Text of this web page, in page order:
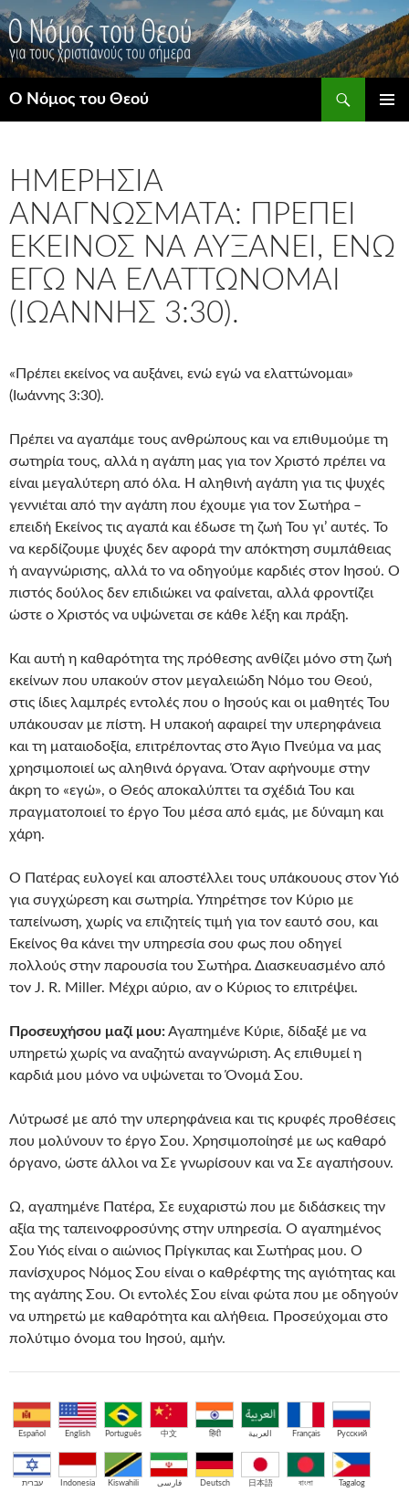
Μετάβαση
σε
περιεχόμενο
Ο Νόμος του Θεού
ΗΜΕΡΉΣΙΑ
ΑΝΑΓΝΏΣΜΑΤΑ: ΠΡΈΠΕΙ
ΕΚΕΊΝΟΣ ΝΑ ΑΥΞΆΝΕΙ, ΕΝΏ
ΕΓΏ ΝΑ ΕΛΑΤΤΏΝΟΜΑΙ
(ΙΩΆΝΝΗΣ 3:30).
«Πρέπει εκείνος να αυξάνει, ενώ εγώ να ελαττώνομαι»
(Ιωάννης 3:30).
Πρέπει να αγαπάμε τους ανθρώπους και να επιθυμούμε τη
σωτηρία τους, αλλά η αγάπη μας για τον Χριστό πρέπει να
είναι μεγαλύτερη από όλα. Η αληθινή αγάπη για τις ψυχές
γεννιέται από την αγάπη που έχουμε για τον Σωτήρα –
επειδή Εκείνος τις αγαπά και έδωσε τη ζωή Του γι’ αυτές. Το
να κερδίζουμε ψυχές δεν αφορά την απόκτηση συμπάθειας
ή αναγνώρισης, αλλά το να οδηγούμε καρδιές στον Ιησού. Ο
πιστός δούλος δεν επιδιώκει να φαίνεται, αλλά φροντίζει
ώστε ο Χριστός να υψώνεται σε κάθε λέξη και πράξη.
Και αυτή η καθαρότητα της πρόθεσης ανθίζει μόνο στη ζωή
εκείνων που υπακούν στον μεγαλειώδη Νόμο του Θεού,
στις ίδιες λαμπρές εντολές που ο Ιησούς και οι μαθητές Του
υπάκουσαν με πίστη. Η υπακοή αφαιρεί την υπερηφάνεια
και τη ματαιοδοξία, επιτρέποντας στο Άγιο Πνεύμα να μας
χρησιμοποιεί ως αληθινά όργανα. Όταν αφήνουμε στην
άκρη το «εγώ», ο Θεός αποκαλύπτει τα σχέδιά Του και
πραγματοποιεί το έργο Του μέσα από εμάς, με δύναμη και
χάρη.
Ο Πατέρας ευλογεί και αποστέλλει τους υπάκουους στον Υιό
για συγχώρεση και σωτηρία. Υπηρέτησε τον Κύριο με
ταπείνωση, χωρίς να επιζητείς τιμή για τον εαυτό σου, και
Εκείνος θα κάνει την υπηρεσία σου φως που οδηγεί
πολλούς στην παρουσία του Σωτήρα. Διασκευασμένο από
τον J. R. Miller. Μέχρι αύριο, αν ο Κύριος το επιτρέψει.
Προσευχήσου μαζί μου:Αγαπημένε Κύριε, δίδαξέ με να
υπηρετώ χωρίς να αναζητώ αναγνώριση. Ας επιθυμεί η
καρδιά μου μόνο να υψώνεται το Όνομά Σου.
Λύτρωσέ με από την υπερηφάνεια και τις κρυφές προθέσεις
που μολύνουν το έργο Σου. Χρησιμοποίησέ με ως καθαρό
όργανο, ώστε άλλοι να Σε γνωρίσουν και να Σε αγαπήσουν.
Ω, αγαπημένε Πατέρα, Σε ευχαριστώ που με διδάσκεις την
αξία της ταπεινοφροσύνης στην υπηρεσία. Ο αγαπημένος
Σου Υιός είναι ο αιώνιος Πρίγκιπας και Σωτήρας μου. Ο
πανίσχυρος Νόμος Σου είναι ο καθρέφτης της αγιότητας και
της αγάπης Σου. Οι εντολές Σου είναι φώτα που με οδηγούν
να υπηρετώ με καθαρότητα και αλήθεια. Προσεύχομαι στο
πολύτιμο όνομα του Ιησού, αμήν.
Español English Português 中文 हिंदी العربية Français Русский
עברית Indonesia Kiswahili فارسی Deutsch 日本語 বাংলা Tagalog